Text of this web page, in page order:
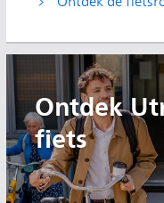
Ontdek
fiets